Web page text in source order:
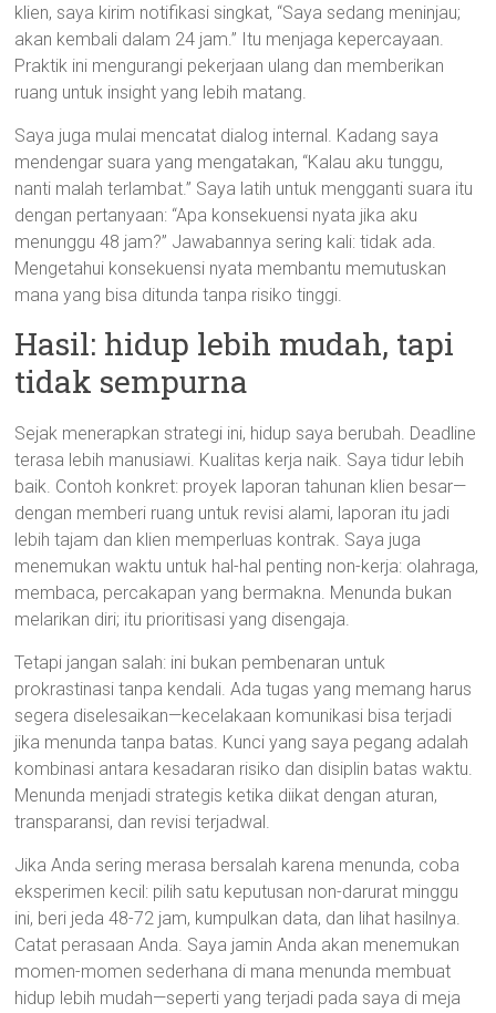
klien, saya kirim notifikasi singkat, “Saya sedang meninjau;
akan kembali dalam 24 jam.” Itu menjaga kepercayaan.
Praktik ini mengurangi pekerjaan ulang dan memberikan
ruang untuk insight yang lebih matang.
Saya juga mulai mencatat dialog internal. Kadang saya
mendengar suara yang mengatakan, “Kalau aku tunggu,
nanti malah terlambat.” Saya latih untuk mengganti suara itu
dengan pertanyaan: “Apa konsekuensi nyata jika aku
menunggu 48 jam?” Jawabannya sering kali: tidak ada.
Mengetahui konsekuensi nyata membantu memutuskan
mana yang bisa ditunda tanpa risiko tinggi.
Hasil: hidup lebih mudah, tapi
tidak sempurna
Sejak menerapkan strategi ini, hidup saya berubah. Deadline
terasa lebih manusiawi. Kualitas kerja naik. Saya tidur lebih
baik. Contoh konkret: proyek laporan tahunan klien besar—
dengan memberi ruang untuk revisi alami, laporan itu jadi
lebih tajam dan klien memperluas kontrak. Saya juga
menemukan waktu untuk hal-hal penting non-kerja: olahraga,
membaca, percakapan yang bermakna. Menunda bukan
melarikan diri; itu prioritisasi yang disengaja.
Tetapi jangan salah: ini bukan pembenaran untuk
prokrastinasi tanpa kendali. Ada tugas yang memang harus
segera diselesaikan—kecelakaan komunikasi bisa terjadi
jika menunda tanpa batas. Kunci yang saya pegang adalah
kombinasi antara kesadaran risiko dan disiplin batas waktu.
Menunda menjadi strategis ketika diikat dengan aturan,
transparansi, dan revisi terjadwal.
Jika Anda sering merasa bersalah karena menunda, coba
eksperimen kecil: pilih satu keputusan non-darurat minggu
ini, beri jeda 48-72 jam, kumpulkan data, dan lihat hasilnya.
Catat perasaan Anda. Saya jamin Anda akan menemukan
momen-momen sederhana di mana menunda membuat
hidup lebih mudah—seperti yang terjadi pada saya di meja